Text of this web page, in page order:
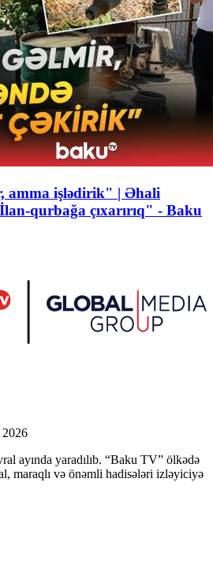
amma işlədirik" | Əhali
qurbağa çıxarırıq" - Baku
ayında yaradılıb. “Baku TV” ölkədə
maraqlı və önəmli hadisələri izləyiciyə